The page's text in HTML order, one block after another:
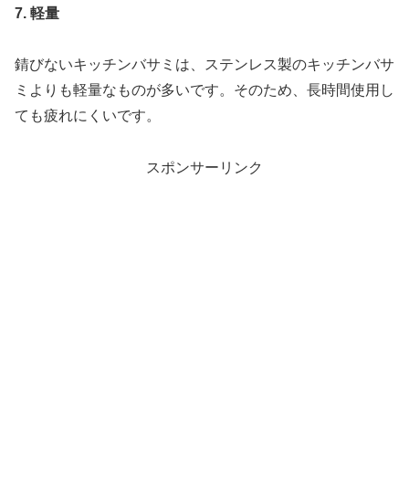
7. 軽量
錆びないキッチンバサミは、ステンレス製のキッチンバサ
ミよりも軽量なものが多いです。そのため、長時間使用し
ても疲れにくいです。
スポンサーリンク